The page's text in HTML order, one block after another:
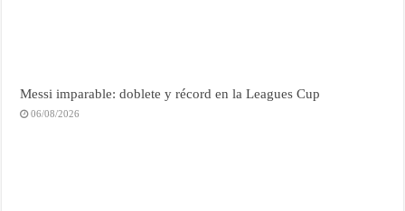
Messi imparable: doblete y récord en la Leagues Cup
06/08/2026